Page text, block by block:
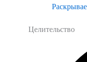
Целительство